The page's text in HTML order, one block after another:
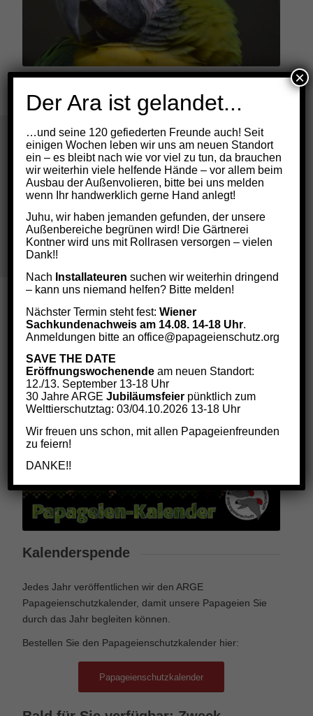
Seit April 2018 sind Spenden an die ARGE
Papageienschutz steuerlich absetzbar. Beantragen
Sie die Absetzbarkeit Ihrer Spende noch heute!
zur Spendenabsetzbarkeit
Kalenderspende
Jedes Jahr veröffentlichen wir den ARGE
Papageienschutzkalender, damit unsere Papageien Sie
durch das Jahr begleiten können.
Bestellen Sie den Papageienschutzkalender hier:
Papageienschutzkalender
Der Ara ist gelandet...
…und seine 120 gefiederten Freunde auch! Seit
einigen Wochen leben wir uns am neuen Standort
ein – es bleibt nach wie vor viel zu tun, da brauchen
wir weiterhin viele helfende Hände – vor allem beim
Ausbau der Außenvolieren, bitte bei uns melden
wenn Ihr handwerklich gerne Hand anlegt!
Juhu, wir haben jemanden gefunden, der unsere
Außenbereiche begrünen wird! Die Gärtnerei
Kontner wird uns mit Rollrasen versorgen – vielen
Dank!!
Nach Installateuren suchen wir weiterhin dringend
– kann uns niemand helfen? Bitte melden!
Nächster Termin steht fest:Wiener
Sachkundenachweis am 14.08. 14-18 Uhr.
Anmeldungen bitte an office@papageienschutz.org
SAVE THE DATE
Eröffnungswochenende am neuen Standort:
12./13. September 13-18 Uhr
30 Jahre ARGEJubiläumsfeier pünktlich zum
Welttierschutztag: 03/04.10.2026 13-18 Uhr
Wir freuen uns schon, mit allen Papageienfreunden
zu feiern!
DANKE!!
×